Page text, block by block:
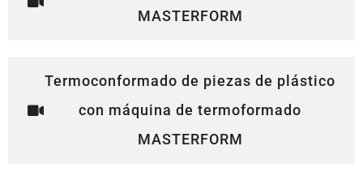
MASTERFORM
Termoconformado de piezas de plástico
con máquina de termoformado
MASTERFORM